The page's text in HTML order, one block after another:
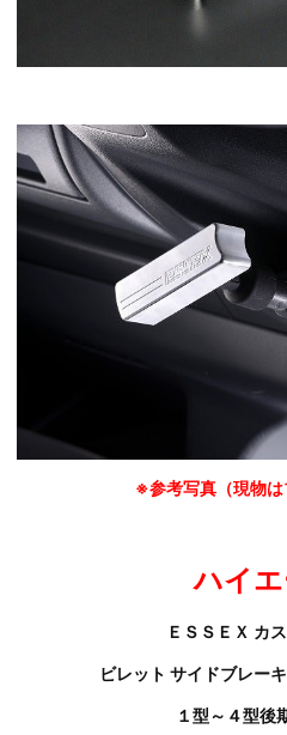
※参考写真（現物は
ハイ
ＥＳＳＥＸ カ
ビレット サイドブレー
１型～４型後